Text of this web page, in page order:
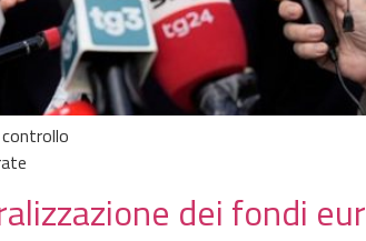
dei fondi